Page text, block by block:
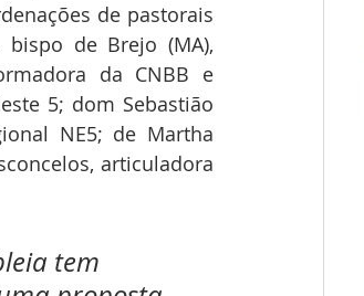
de pastorais
de Brejo (MA),
da CNBB e
5; dom Sebastião
NE5; de Martha
articuladora
tem